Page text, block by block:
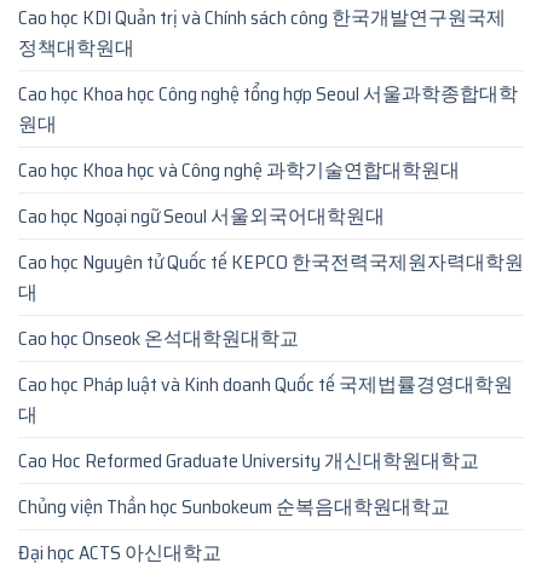
Cao học KDI Quản trị và Chính sách công 한국개발연구원국제
정책대학원대
Cao học Khoa học Công nghệ tổng hợp Seoul 서울과학종합대학
원대
Cao học Khoa học và Công nghệ 과학기술연합대학원대
Cao học Ngoại ngữ Seoul 서울외국어대학원대
Cao học Nguyên tử Quốc tế KEPCO 한국전력국제원자력대학원
대
Cao học Onseok 온석대학원대학교
Cao học Pháp luật và Kinh doanh Quốc tế 국제법률경영대학원
대
Cao Hoc Reformed Graduate University 개신대학원대학교
Chủng viện Thần học Sunbokeum 순복음대학원대학교
Đại học ACTS 아신대학교